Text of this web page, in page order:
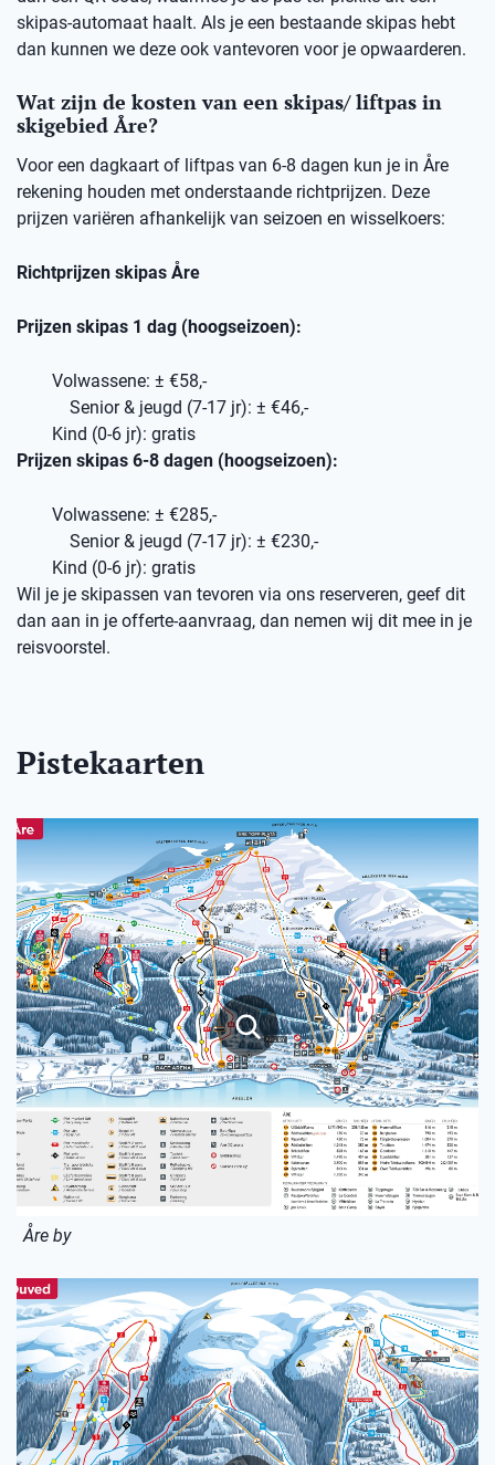
skipas-automaat haalt. Als je een bestaande skipas hebt
dan kunnen we deze ook vantevoren voor je opwaarderen.
Wat zijn de kosten van een skipas/ liftpas in
skigebied Åre?
Voor een dagkaart of liftpas van 6-8 dagen kun je in Åre
rekening houden met onderstaande richtprijzen. Deze
prijzen variëren afhankelijk van seizoen en wisselkoers:
Richtprijzen skipas Åre
Prijzen skipas 1 dag (hoogseizoen):
Volwassene: ± €58,-
Senior & jeugd (7-17 jr): ± €46,-
Kind (0-6 jr): gratis
Prijzen skipas 6-8 dagen (hoogseizoen):
Volwassene: ± €285,-
Senior & jeugd (7-17 jr): ± €230,-
Kind (0-6 jr): gratis
Wil je je skipassen van tevoren via ons reserveren, geef dit
dan aan in je offerte-aanvraag, dan nemen wij dit mee in je
reisvoorstel.
Pistekaarten
Åre by